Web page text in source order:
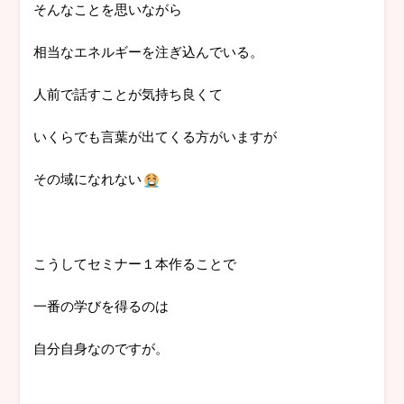
そんなことを思いながら
相当なエネルギーを注ぎ込んでいる。
人前で話すことが気持ち良くて
いくらでも言葉が出てくる方がいますが
その域になれない
こうしてセミナー１本作ることで
一番の学びを得るのは
自分自身なのですが。